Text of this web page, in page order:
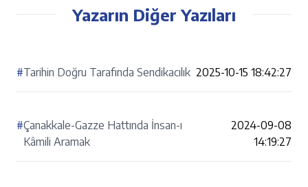
Yazarın Diğer Yazıları
#Tarihin Doğru Tarafında Sendikacılık 2025-10-15 18:42:27
#Çanakkale-Gazze Hattında İnsan-ı
Kâmili Aramak
2024-09-08
14:19:27